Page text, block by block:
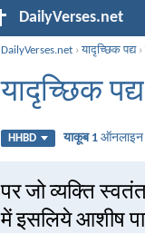
DailyVerses.net
DailyVerses.net ›यादृच्छिक पद्य›
यादृच्छिक
HHBD याकूब 1 ऑनलाइन
पर जो व्यक्ति
में इसलिये आशीष